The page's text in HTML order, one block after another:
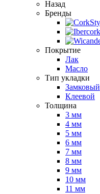
Назад
Бренды
Покрытие
Лак
Масло
Тип укладки
Замковый
Клеевой
Толщина
3 мм
4 мм
5 мм
6 мм
7 мм
8 мм
9 мм
10 мм
11 мм